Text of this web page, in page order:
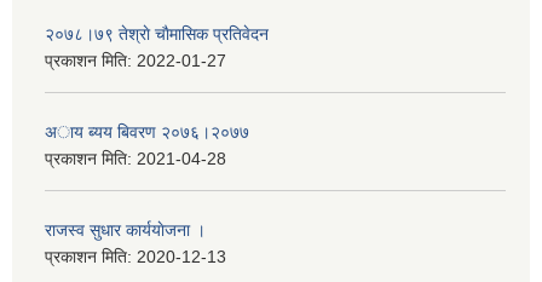
२०७८।७९ तेश्राे चाैमासिक प्रतिवेदन
प्रकाशन मिति: 2022-01-27
अाय ब्यय बिवरण २०७६।२०७७
प्रकाशन मिति: 2021-04-28
राजस्व सुधार कार्ययाेजना ।
प्रकाशन मिति: 2020-12-13